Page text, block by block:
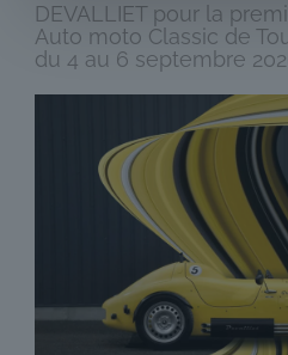
DEVALLIET pour la
Auto moto Classic de
du 4 au 6 septembre